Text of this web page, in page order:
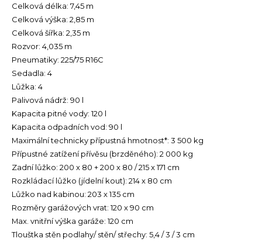
Celková délka: 7,45 m
Celková výška: 2,85 m
Celková šířka: 2,35 m
Rozvor: 4,035 m
Pneumatiky: 225/75 R16C
Sedadla: 4
Lůžka: 4
Palivová nádrž: 90 l
Kapacita pitné vody: 120 l
Kapacita odpadních vod: 90 l
Maximální technicky přípustná hmotnost*: 3 500 kg
Přípustné zatížení přívěsu (brzděného): 2 000 kg
Zadní lůžko: 200 x 80 + 200 x 80 / 215 x 171 cm
Rozkládací lůžko (jídelní kout): 214 x 80 cm
Lůžko nad kabinou: 203 x 135 cm
Rozměry garážových vrat: 120 x 90 cm
Max. vnitřní výška garáže: 120 cm
Tlouštka stěn podlahy/ stěn/ střechy: 5,4 / 3 / 3 cm